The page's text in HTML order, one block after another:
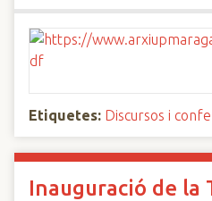
Etiquetes: Discursos i
Inauguració de la